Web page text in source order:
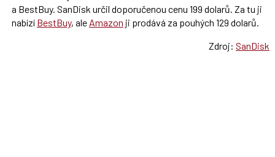
a BestBuy. SanDisk určil doporučenou cenu 199 dolarů. Za tu ji
nabízí BestBuy, ale Amazon ji prodává za pouhých 129 dolarů.
Zdroj:SanDisk